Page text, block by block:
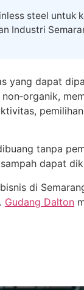
steel untuk
Industri
yang dapat
tanpa
dapat
di
Gudang Dalton